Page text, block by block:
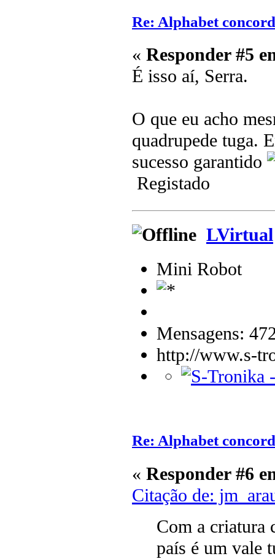
Re: Alphabet
« Responder #5
É isso aí, Serra.
O que eu acho
quadrupede tuga.
sucesso garantido
Registado
LVirtual
Mini Robot
Mensagens:
http://www.s-
Re: Alphabet
« Responder #6
Citação de:
Com a criatura
país é um vale